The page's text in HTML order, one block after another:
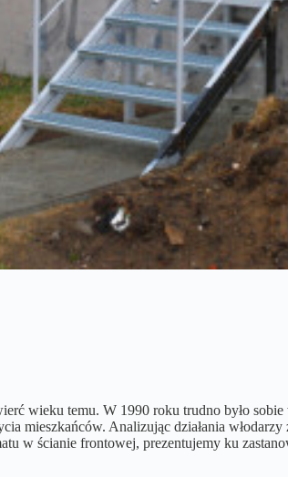
wieku temu. W 1990 roku trudno było
mieszkańców. Analizując działania
w ścianie frontowej, prezentujemy ku